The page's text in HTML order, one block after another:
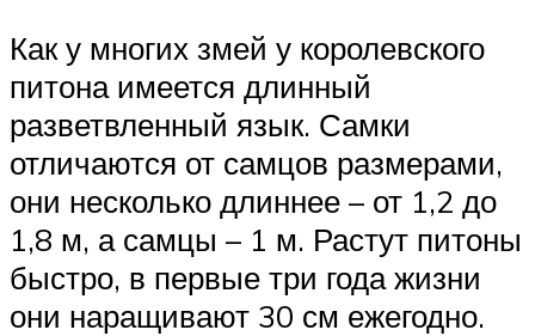
Как у многих змей у королевского
питона имеется длинный
разветвленный язык. Самки
отличаются от самцов размерами,
они несколько длиннее – от 1,2 до
1,8 м, а самцы – 1 м. Растут питоны
быстро, в первые три года жизни
они наращивают 30 см ежегодно.